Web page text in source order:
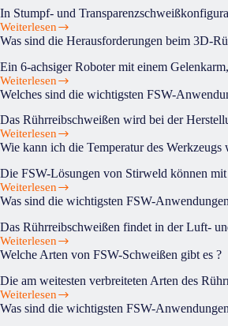
während
des
FSW-
die
Oberfläche
des
Werkstücks?
In Stumpf- und
Weiterlesen
Was
ist
FSW-
T-
Stumpfschweißen
?
Was sind die Herausforderungen beim 3D-
Ein 6-achsiger Roboter mit einem
Weiterlesen
Was
sind
die
Herausforderungen
beim
3D-
Rührreibschweißen?
Welches sind die wichtigsten FSW-
Das Rührreibschweißen wird bei der
Weiterlesen
Welches
sind
die
wichtigsten
FSW-
Anwendungen
in
der
Schiffsindustrie?
Wie kann ich die Temperatur des
Die FSW-Lösungen von Stirweld können mit
Weiterlesen
Wie
kann
die
Temperatur
des
während
des
Schweißvorgangs
Was sind die wichtigsten FSW-
Das Rührreibschweißen findet in der Luft-
Weiterlesen
Was
sind
wichtigsten
FSW-
Anwendungen
Welche Arten von FSW-Schweißen gibt es ?
Die am weitesten verbreiteten Arten des
Weiterlesen
Welche
Arten
Was sind die wichtigsten FSW-